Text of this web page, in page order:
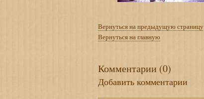
Вернуться на предыдущую страницу
Вернуться на главную
Комментарии (0)
Добавить комментарии